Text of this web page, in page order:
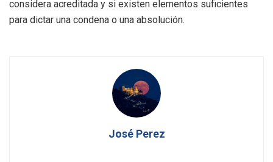
considera acreditada y si existen elementos suficientes
para dictar una condena o una absolución.
José Perez